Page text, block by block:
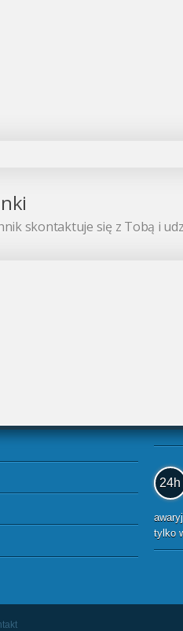
skontaktuje się z Tobą i
24h
tylko